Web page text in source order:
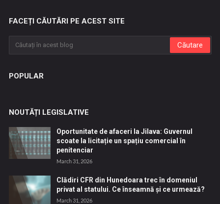
FACEȚI CĂUTĂRI PE ACEST SITE
POPULAR
NOUTĂȚI LEGISLATIVE
Oportunitate de afaceri la Jilava: Guvernul
scoate la licitație un spațiu comercial în
penitenciar
March 31, 2026
Clădiri CFR din Hunedoara trec în domeniul
privat al statului. Ce înseamnă și ce urmează?
March 31, 2026